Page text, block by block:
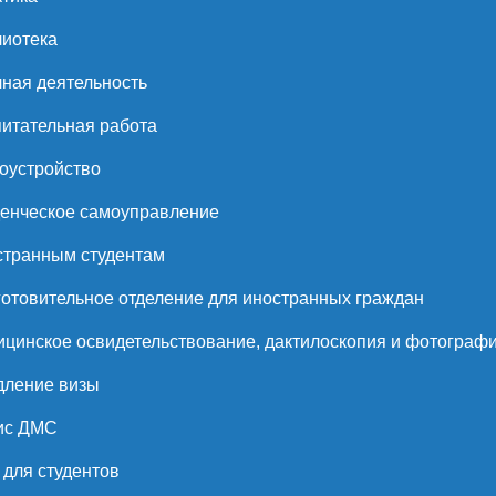
деятельность
работа
самоуправление
студентам
отделение для иностранных граждан
освидетельствование, дактилоскопия и
визы
ДМС
студентов